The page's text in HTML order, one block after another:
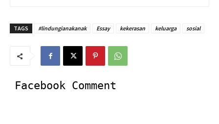
TAGS #lindungianakanak Essay kekerasan keluarga sosial
Facebook Comment